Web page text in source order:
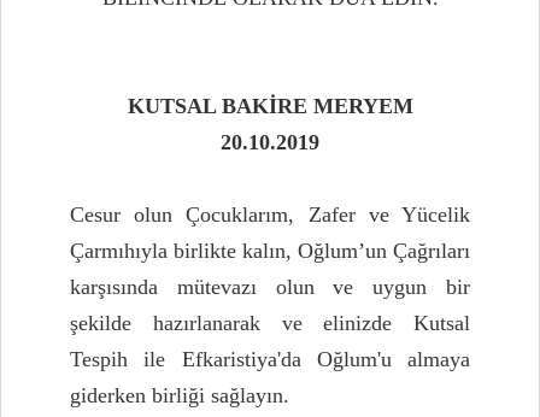
KUTSAL BAKİRE MERYEM
20.10.2019
Cesur olun Çocuklarım, Zafer ve Yücelik
Çarmıhıyla birlikte kalın, Oğlum’un Çağrıları
karşısında mütevazı olun ve uygun bir
şekilde hazırlanarak ve elinizde Kutsal
Tespih ile Efkaristiya'da Oğlum'u almaya
giderken birliği sağlayın.